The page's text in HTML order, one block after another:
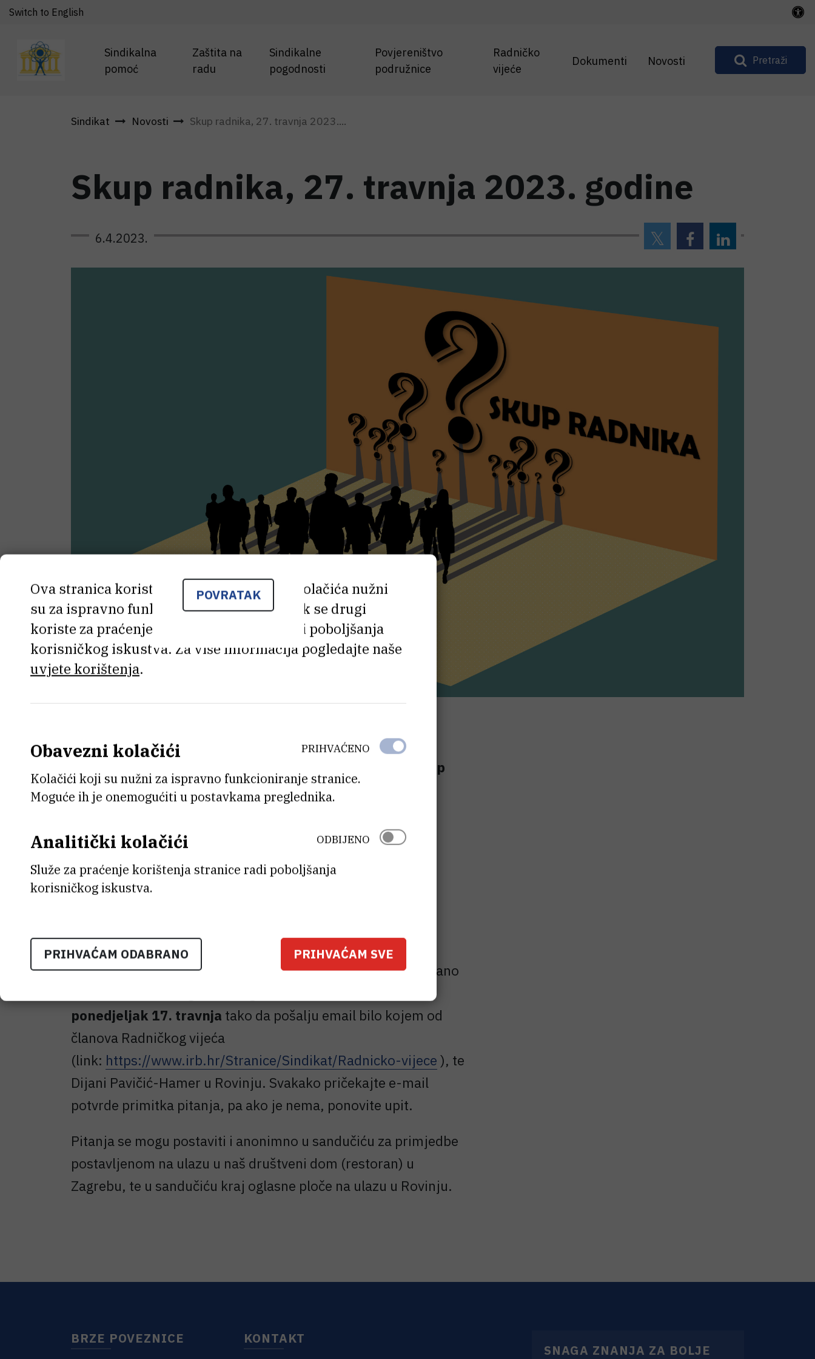
Sindikalna
pomoć
Zaštita na
radu
Sindikalne
pogodnosti
Povjereništvo
podružnice
Radničko
vijeće
Dokumenti Novosti
Switch to English
Pretraži
Sindikat Novosti Skup radnika, 27. travnja 2023....
Skup radnika, 27. travnja 2023. godine
6.4.2023.
Učetvrtak 27. travnja 2023. godine u dvoranikrila Ivana
10:00 sati održat će se Skup
radnika
1. Izvješće ravnatelja IRB-a i odgovori na pitanja radnika.
2. Izvješće o radu Radničkog vijeća.
3. Razno.
Svi radnici koji žele postaviti pitanje ravnatelju Instituta vezano
ponedjeljak 17. travnja tako da pošalju email bilo kojem od
članova Radničkog vijeća
(link: https://www.irb.hr/Stranice/Sindikat/Radnicko-vijece ), te
Dijani Pavičić-Hamer u Rovinju. Svakako pričekajte e-mail
potvrde primitka pitanja, pa ako je nema, ponovite upit.
Pitanja se mogu postaviti i anonimno u sandučiću za primjedbe
postavljenom na ulazu u naš društveni dom (restoran) u
Zagrebu, te u sandučiću kraj oglasne ploče na ulazu u Rovinju.
BRZE POVEZNICE
KONTAKT
SNAGA ZNANJA ZA BOLJE
POVRATAK
Ova stranica koristi kolačiće. Neki od tih kolačića nužni
su za ispravno funkcioniranje stranice, dok se drugi
koriste za praćenje korištenja stranice radi poboljšanja
korisničkog iskustva. Za više informacija pogledajte naše
uvjete korištenja.
Obavezni kolačići
Kolačići koji su nužni za ispravno funkcioniranje stranice.
Moguće ih je onemogućiti u postavkama preglednika.
PRIHVAĆENO
Analitički kolačići
Služe za praćenje korištenja stranice radi poboljšanja
korisničkog iskustva.
ODBIJENO
PRIHVAĆAM ODABRANO PRIHVAĆAM SVE